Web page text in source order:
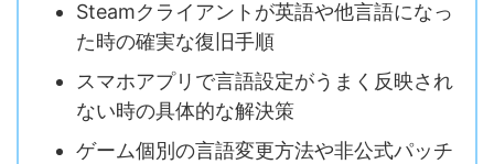
Steamクライアントが英語や他言語になっ
た時の確実な復旧手順
スマホアプリで言語設定がうまく反映され
ない時の具体的な解決策
ゲーム個別の言語変更方法や非公式パッチ